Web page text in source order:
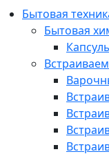
Бытовая
Бытовая